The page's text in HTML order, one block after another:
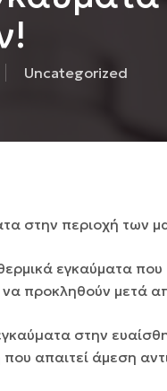
Uncategorized
στην περιοχή των
εγκαύματα
προκληθούν μετά
στην
απαιτεί άμεση